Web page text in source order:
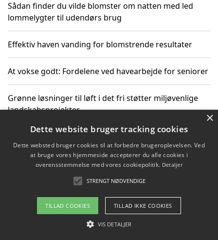
Sådan finder du vilde blomster om natten med led
lommelygter til udendørs brug
Effektiv haven vanding for blomstrende resultater
At vokse godt: Fordelene ved havearbejde for seniorer
Grønne løsninger til løft i det fri støtter miljøvenlige
landskabsprojekter
Gør haven til et frirum for familien og naturen
Copyright 2026 - Pilanto Aps
Om / kontakt
Blog Betingelser
×
Dette website bruger tracking cookies
Dette websted bruger cookies til at forbedre brugeroplevelsen. Ved
at bruge vores hjemmeside accepterer du alle cookies i
overensstemmelse med vores cookiepolitik. Detaljer
STRENGT NØDVENDIGE
TILLAD COOKIES TILLAD IKKE COOKIES
VIS DETALJER